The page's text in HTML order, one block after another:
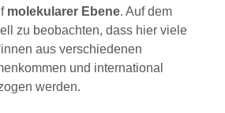
molekularer Ebene. Auf dem
zu beobachten, dass hier viele
aus verschiedenen
und international
werden.